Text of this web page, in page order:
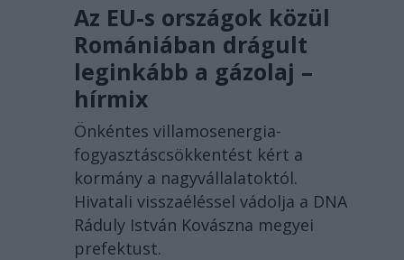
Az EU-s országok közül
Romániában drágult
leginkább a gázolaj –
hírmix
Önkéntes villamosenergia-
fogyasztáscsökkentést kért a
kormány a nagyvállalatoktól.
Hivatali visszaéléssel vádolja a DNA
Ráduly István Kovászna megyei
prefektust.